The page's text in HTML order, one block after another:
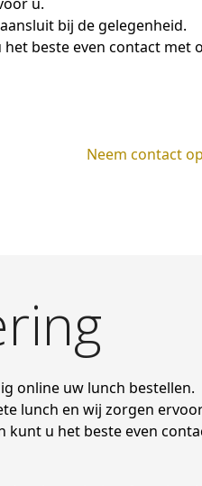
bij de gelegenheid.
beste even contact met
Neem contact op
online uw lunch bestellen.
lunch en wij zorgen
kunt u het beste even